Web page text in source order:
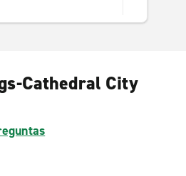
Cathedral City